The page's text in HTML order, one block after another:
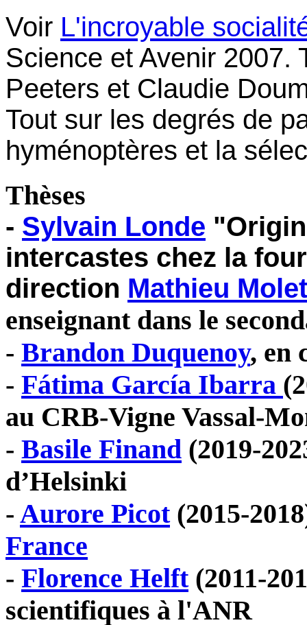
Voir L'incroyable
Science et Avenir 2007.
Peeters et Claudie
Tout sur les degrés de
hyménoptères et la
Thèses
- Sylvain Londe
intercastes chez la
direction Mathieu Molet
enseignant dans le
- Brandon Duquenoy, en
- Fátima García Ibarra
au CRB-Vigne Vassal-
- Basile Finand (2019-
d’Helsinki
- Aurore Picot(2015-
France
- Florence Helft(2011-
scientifiques à l'ANR